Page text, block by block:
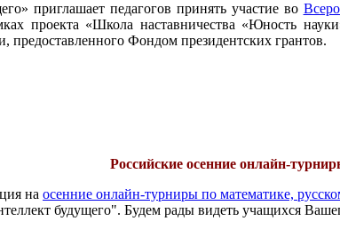
приглашает педагогов принять участие во
проекта «Школа наставничества «Юность
предоставленного Фондом президентских грантов.
Российские осенние онлайн-
на осенние онлайн-турниры по математике,
будущего". Будем рады видеть учащихся